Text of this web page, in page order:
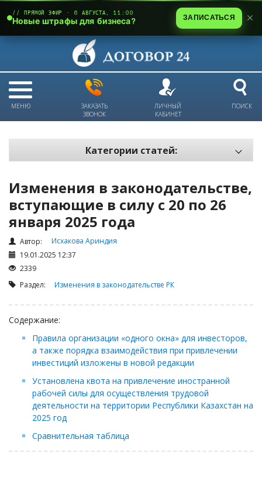
МЕНЮ
ЗАКАЗАТЬ
ЗВОНОК
ЛИЧНЫЙ
КАБИНЕТ
ПОИСК
Категории статей:
Электронный документооборот и цифровая подпись
Трудовые отношения
Техника безопасности и охрана труда
Изменения в законодательстве РК
Займы
Сбор долгов
Проверка государственных органов
Интернет и право
Корпоративные отношения
Государственные закупки
Заключение, изменение и расторжение договоров
Налоги и налогообложение
Новости сервиса
Архив
Изменения в законодательстве,
вступающие в силу с 20 по 26
января 2025 года
Автор:
Исхакова Ариндия
19.01.2025 12:37
2339
Раздел: Изменения в законодательстве РК
Содержание:
Правила организации «одного окна» для инвесторов,
а также порядка взаимодействия при привлечении
инвестиций изложены в новой редакции
Установлена квота на привлечение иностранной
рабочей силы для осуществления трудовой
деятельности на территории Республики Казахстан на
2025 год
Сравнительная таблица
// ПРЯМОЙ ЭФИР · 6 АВГУСТА, 11:00
Новые штрафы для бизнеса? ЗАПИСАТЬСЯ